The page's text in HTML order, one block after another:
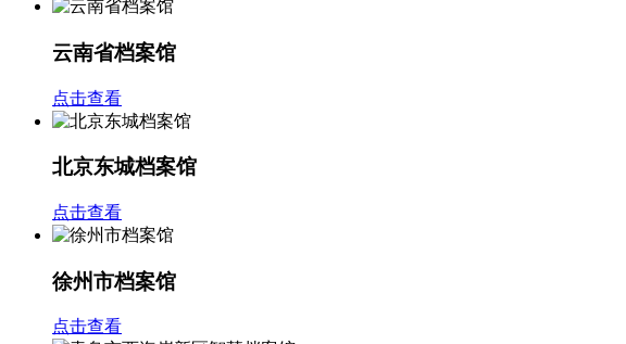
云南省档案馆
点击查看
北京东城档案馆
点击查看
徐州市档案馆
点击查看